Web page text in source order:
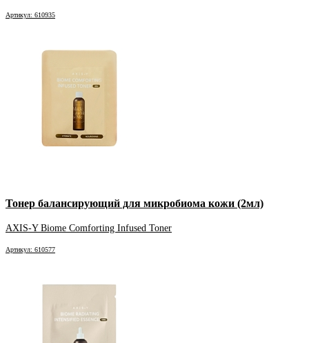
Артикул: 610935
Тонер балансирующий для микробиома кожи (2мл)
AXIS-Y Biome Comforting Infused Toner
Артикул: 610577